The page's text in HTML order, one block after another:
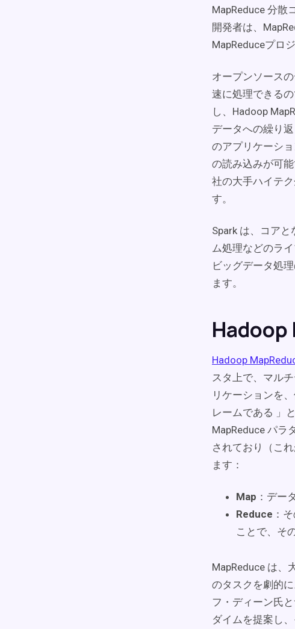
MapReduce 分散
開発者は、
MapReduceプロ
オープンソース
速に処理できる
し、Hadoop
データへの繰り
のアプリケーシ
の読み込みが可
社の大手ハイテ
す。
Spark は、コア
ム処理などのラ
ビッグデータ処
ます。
Hadoop
Hadoop
スタ上で、マル
リケーションを
レームである 」
MapReduce パラ
されており（こ
ます：
Map ：デー
Reduce ：
ことで、そ
MapReduce は、
のタスクを劇的
フ・ディーン氏
ダイムを提案し